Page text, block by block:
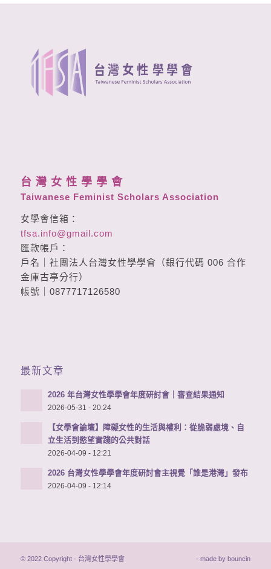
台 灣 女 性 學 學 會
Taiwanese Feminist Scholars Association
女學會信箱：
tfsa.info@gmail.com
匯款帳戶：
戶名｜社團法人台灣女性學學會（銀行代碼 006 合作
金庫古亭分行）
帳號｜0877717126580
最新文章
2026 年台灣女性學學會年度研討會｜審查結果通知
2026-05-31 - 20:24
【女學會論壇】障礙女性的生活與權利：從脆弱處境、自
立生活到慾望實踐的公共對話
2026-04-09 - 12:21
2026 台灣女性學學會年度研討會主視覺「誰是港灣」發布
2026-04-09 - 12:14
© 2022 Copyright - 台灣女性學學會 - made bybouncin